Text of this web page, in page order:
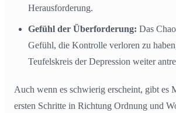
Herausforderung.
Gefühl der Überforderung: Das
Gefühl, die Kontrolle verloren zu
Teufelskreis der Depression weiter
Auch wenn es schwierig erscheint, gibt es
ersten Schritte in Richtung Ordnung und